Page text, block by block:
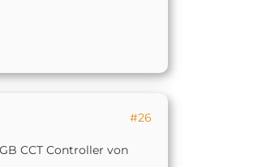
#26
CCT Controller von